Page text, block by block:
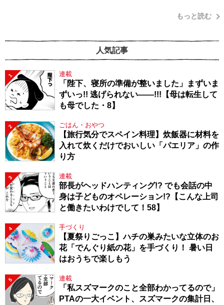
もっと読む
人気記事
1 連載
「陛下、寝所の準備が整いました」まずいま
ずいっ!! 逃げられない――!!!【母は転生して
も母でした・8】
2 ごはん・おやつ
【旅行気分でスペイン料理】炊飯器に材料を
入れて炊くだけでおいしい「パエリア」の作
り方
3 連載
部長がヘッドハンティング!? でも会話の中
身は子どものオペレーション!?【こんな上司
と働きたいわけでして！58】
4 手づくり
【夏祭りごっこ】ハチの巣みたいな立体のお
花「でんぐり紙の花」を手づくり！ 暑い日
はおうちで楽しもう
5 連載
「私スズマークのこと全部わかってるので」
PTAの一大イベント、スズマークの集計日、